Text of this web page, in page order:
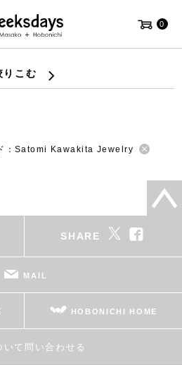
0
りこむ
：Satomi Kawakita Jewelry
SHARE
MAIL
HOBONICHI HOME
いて問い合わせる